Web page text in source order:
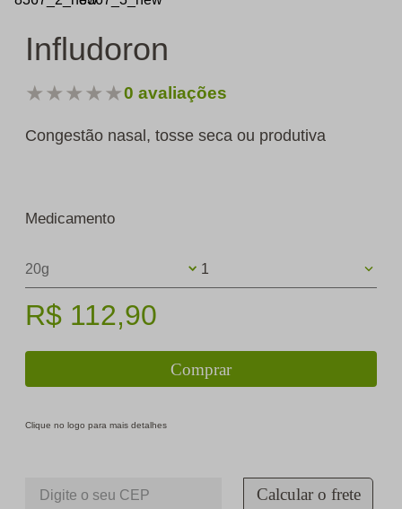
Infludoron
★★★★★0 avaliações
Congestão nasal, tosse seca ou produtiva
Medicamento
20g 1
R$ 112,90
Comprar
Clique no logo para mais detalhes
Calcular o frete